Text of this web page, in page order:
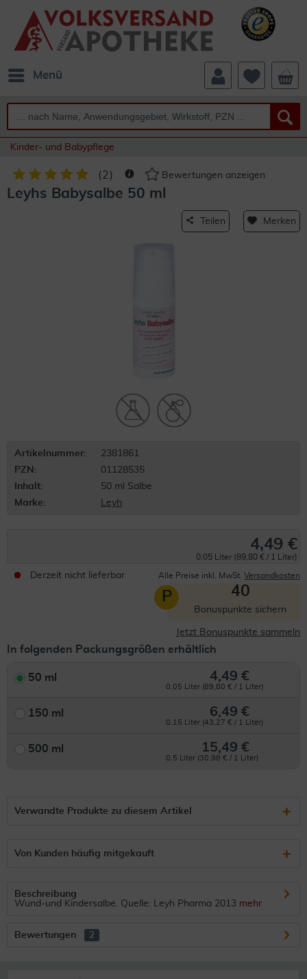
Menü
Kinder- und Babypflege
(2 ) Bewertungen anzeigen
Leyhs Babysalbe 50 ml
Teilen Merken
Artikelnummer:
2381861
PZN:
01128535
Inhalt:
50 ml Salbe
Marke:
Leyh
4,49 €
0.05 Liter (89,80 € / 1 Liter)
Derzeit nicht lieferbar Alle Preise inkl. MwSt. Versandkosten
P 40
Bonuspunkte sichern
Jetzt Bonuspunkte sammeln
In folgenden Packungsgrößen erhältlich
50 ml 4,49 €
0.05 Liter (89,80 € / 1 Liter)
150 ml 6,49 €
0.15 Liter (43,27 € / 1 Liter)
500 ml 15,49 €
0.5 Liter (30,98 € / 1 Liter)
Verwandte Produkte zu diesem Artikel
Von Kunden häufig mitgekauft
Beschreibung
Wund-und Kindersalbe. Quelle: Leyh Pharma 2013 mehr
Bewertungen 2